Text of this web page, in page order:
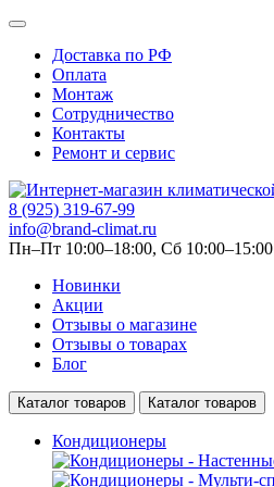
Доставка по РФ
Оплата
Монтаж
Сотрудничество
Контакты
Ремонт и сервис
8 (925) 319-67-99
info@brand-climat.ru
Пн–Пт 10:00–18:00, Сб 10:00–15:00
Новинки
Акции
Отзывы о магазине
Отзывы о товарах
Блог
Каталог товаров Каталог товаров
Кондиционеры